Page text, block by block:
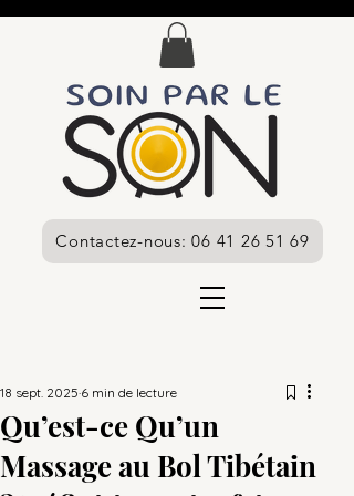
Contactez-nous: 06 41 26 51 69
Qu’est-ce Qu’un
Massage au Bol Tibétain
18 sept. 2025 6 min de lecture